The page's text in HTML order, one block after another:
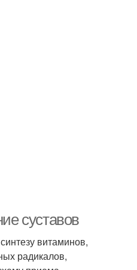
суставов
витаминов,
радикалов,